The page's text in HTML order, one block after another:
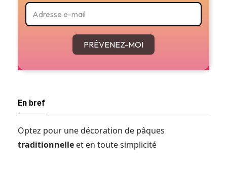
PRÉVENEZ-MOI
En bref
Optez pour une décoration de pâques
traditionnelle et en toute simplicité